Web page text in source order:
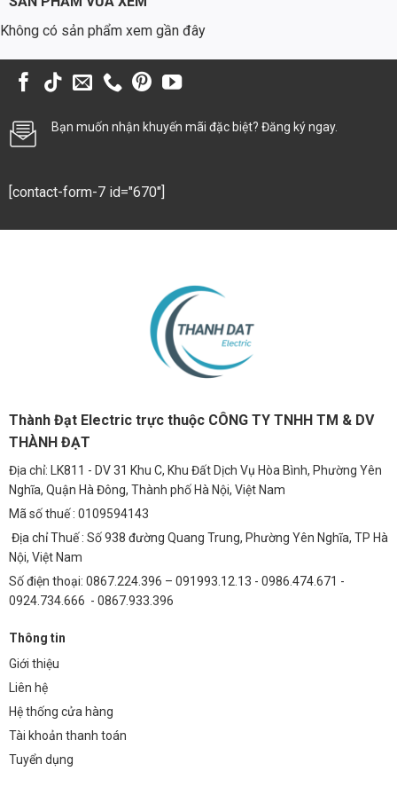
trong các nhà xưởng, kho bãi và khu vực sản xuất.
Chiếu Sáng Thương Mại
khách sạn để tạo ra không gian chiếu sáng đẹp mắt và tiết kiệm năng
Lưu Ý Quan Trọng Khi Sử Dụng và Lựa Chọn
bền bỉ, bạn cần lưu ý:
LED.
Kiểm tra định kỳ các kết nối điện để đảm bảo an toàn.
Sử dụng các thiết bị bảo vệ như cầu chì và bộ chống sét.
Hãy lựa chọn sản phẩm từ các nhà cung cấp uy tín như Thành Đạt
Câu Hỏi Thường Gặp (FAQ)
1. Nguồn Meanwell ELG-150-C2100 có những tính
năng bảo vệ nào?
Nguồn Meanwell ELG-150-C2100 được trang bị đầy đủ các tính năng
bảo vệ như bảo vệ quá áp, quá dòng, ngắn mạch và quá nhiệt, đảm
bảo an toàn cho hệ thống chiếu sáng.
2. Điện áp đầu vào của nguồn Meanwell ELG-150-
C2100 là bao nhiêu?
Điện áp đầu vào của nguồn Meanwell ELG-150-C2100 là từ 100VAC
đến 360VAC, tương thích với nhiều hệ thống điện khác nhau.
3. Hiệu suất của nguồn Meanwell ELG-150-C2100 là
bao nhiêu?
kiệm điện năng hiệu quả.
Không có sản phẩm xem gần đây
Bạn muốn nhận khuyến mãi đặc biệt? Đăng ký ngay.
[contact-form-7 id="670"]
Thành Đạt Electric trực thuộc CÔNG TY TNHH TM & DV
THÀNH ĐẠT
Địa chỉ: LK811 - DV 31 Khu C, Khu Đất Dịch Vụ Hòa Bình, Phường Yên
Nghĩa, Quận Hà Đông, Thành phố Hà Nội, Việt Nam
Mã số thuế : 0109594143
Địa chỉ Thuế : Số 938 đường Quang Trung, Phường Yên Nghĩa, TP Hà
Nội, Việt Nam
Số điện thoại: 0867.224.396 – 091993.12.13 - 0986.474.671 -
0924.734.666 - 0867.933.396
Thông tin
Giới thiệu
Liên hệ
Hệ thống cửa hàng
Tài khoản thanh toán
Tuyển dụng